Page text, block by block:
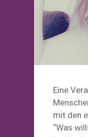
Eine
mit den
“Was